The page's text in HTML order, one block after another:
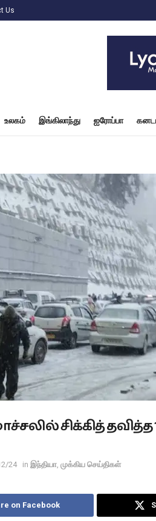
Us
உலகம் இங்கிலாந்து ஐரோப்பா
சிக்கித் தவித்த
24 in இந்தியா முக்கிய செய்திகள்
on Facebook